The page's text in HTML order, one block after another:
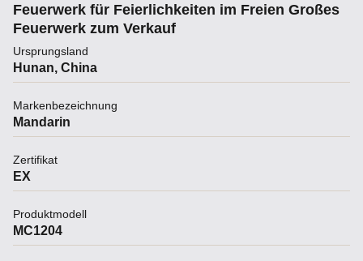
Feuerwerk für Feierlichkeiten im Freien Großes
Feuerwerk zum Verkauf
Ursprungsland
Hunan, China
Markenbezeichnung
Mandarin
Zertifikat
EX
Produktmodell
MC1204